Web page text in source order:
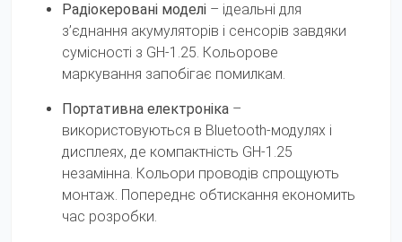
Радіокеровані моделі – ідеальні для
з’єднання акумуляторів і сенсорів завдяки
сумісності з GH-1.25. Кольорове
маркування запобігає помилкам.
Портативна електроніка –
використовуються в Bluetooth-модулях і
дисплеях, де компактність GH-1.25
незамінна. Кольори проводів спрощують
монтаж. Попереднє обтискання економить
час розробки.